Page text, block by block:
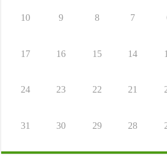
7
8
9
10
14
15
16
17
21
22
23
24
28
29
30
31